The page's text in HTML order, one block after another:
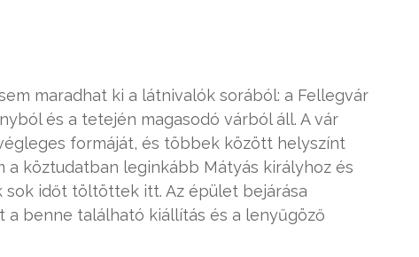
maradhat ki a látnivalók sorából: a Fellegvár
és a tetején magasodó várból áll. A vár
formáját, és többek között helyszínt
a köztudatban leginkább Mátyás királyhoz és
sok időt töltöttek itt. Az épület bejárása
a benne található kiállítás és a lenyűgöző